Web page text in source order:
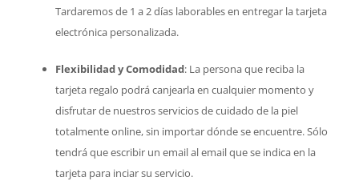
Tardaremos de 1 a 2 días laborables en entregar la tarjeta
electrónica personalizada.
Flexibilidad y Comodidad: La persona que reciba la
tarjeta regalo podrá canjearla en cualquier momento y
disfrutar de nuestros servicios de cuidado de la piel
totalmente online, sin importar dónde se encuentre. Sólo
tendrá que escribir un email al email que se indica en la
tarjeta para inciar su servicio.